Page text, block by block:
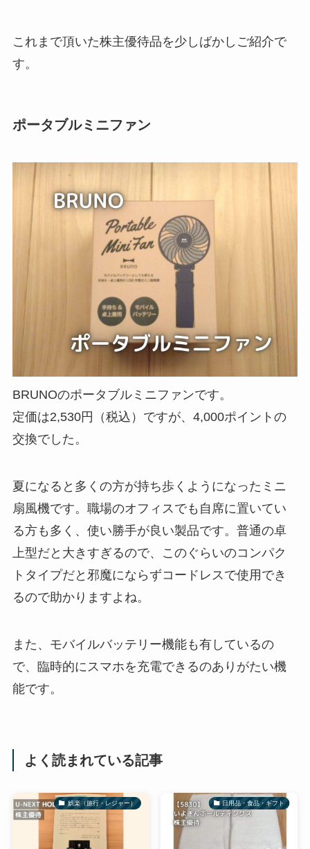
これまで頂いた株主優待品を少しばかしご紹介で
す。
ポータブルミニファン
BRUNOのポータブルミニファンです。
定価は2,530円（税込）ですが、4,000ポイントの
交換でした。
夏になると多くの方が持ち歩くようになったミニ
扇風機です。職場のオフィスでも自席に置いてい
る方も多く、使い勝手が良い製品です。普通の卓
上型だと大きすぎるので、このぐらいのコンパク
トタイプだと邪魔にならずコードレスで使用でき
るので助かりますよね。
また、モバイルバッテリー機能も有しているの
で、臨時的にスマホを充電できるのありがたい機
能です。
よく読まれている記事
娯楽（旅行・レジャー） 日用品・食品・ギフト